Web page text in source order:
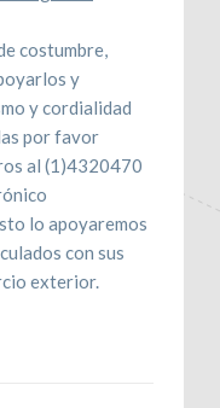
costumbre,
y
y cordialidad
por favor
al (1)4320470
lo apoyaremos
con sus
exterior.